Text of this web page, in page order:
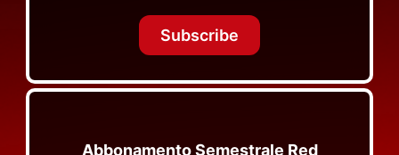
TV non visibili da nessuna altra parte
Subscribe
Abbonamento Semestrale Red